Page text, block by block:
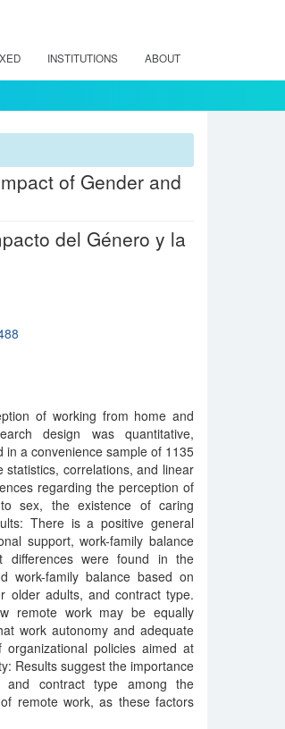
INSTITUTIONS ABOUT
of Gender and
del Género y la
of working from home and
design was quantitative,
a convenience sample of 1135
statistics, correlations, and linear
regarding the perception of
sex, the existence of caring
There is a positive general
support, work-family balance
differences were found in the
work-family balance based on
older adults, and contract type.
remote work may be equally
work autonomy and adequate
policies aimed at
Results suggest the importance
and contract type among the
remote work, as these factors